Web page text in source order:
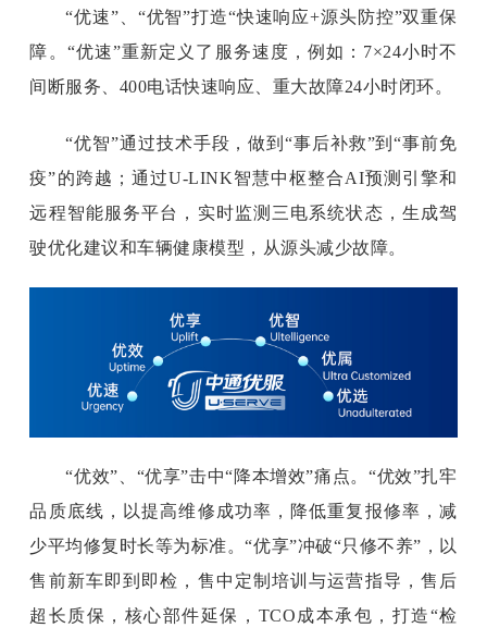
“优速”、“优智”打造“快速响应+源头防控”双重保
障。“优速”重新定义了服务速度，例如：7×24小时不
间断服务、400电话快速响应、重大故障24小时闭环。
“优智”通过技术手段，做到“事后补救”到“事前免
疫”的跨越；通过U-LINK智慧中枢整合AI预测引擎和
远程智能服务平台，实时监测三电系统状态，生成驾
驶优化建议和车辆健康模型，从源头减少故障。
“优效”、“优享”击中“降本增效”痛点。“优效”扎牢
品质底线，以提高维修成功率，降低重复报修率，减
少平均修复时长等为标准。“优享”冲破“只修不养”，以
售前新车即到即检，售中定制培训与运营指导，售后
超长质保，核心部件延保，TCO成本承包，打造“检